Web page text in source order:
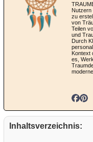
Nutzern
zu
von
Teilen
und
Durch
Kontext
es,
Inhaltsverzeichnis: